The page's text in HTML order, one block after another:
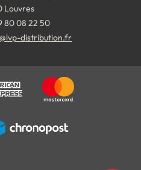
Louvres
80 08 22 50
distribution.fr